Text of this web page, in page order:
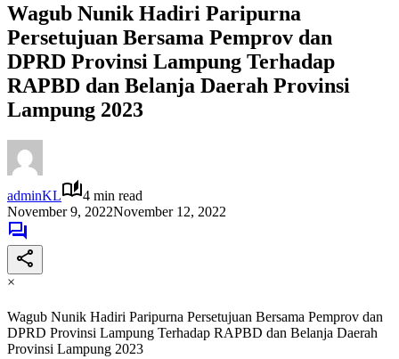
Wagub Nunik Hadiri Paripurna
Persetujuan Bersama Pemprov dan
DPRD Provinsi Lampung Terhadap
RAPBD dan Belanja Daerah Provinsi
Lampung 2023
adminKL
4 min read
November 9, 2022November 12, 2022
×
Wagub Nunik Hadiri Paripurna Persetujuan Bersama Pemprov dan
DPRD Provinsi Lampung Terhadap RAPBD dan Belanja Daerah
Provinsi Lampung 2023